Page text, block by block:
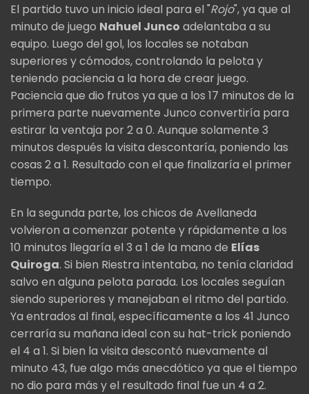
El partido tuvo un inicio ideal para el "Rojo", ya que al
minuto de juego Nahuel Junco adelantaba a su
equipo. Luego del gol, los locales se notaban
superiores y cómodos, controlando la pelota y
teniendo paciencia a la hora de crear juego.
Paciencia que dio frutos ya que a los 17 minutos de la
primera parte nuevamente Junco convertiría para
estirar la ventaja por 2 a 0. Aunque solamente 3
minutos después la visita descontaría, poniendo las
cosas 2 a 1. Resultado con el que finalizaría el primer
tiempo.
En la segunda parte, los chicos de Avellaneda
volvieron a comenzar potente y rápidamente a los
10 minutos llegaría el 3 a 1 de la mano de Elías
Quiroga. Si bien Riestra intentaba, no tenía claridad
salvo en alguna pelota parada. Los locales seguían
siendo superiores y manejaban el ritmo del partido.
Ya entrados al final, específicamente a los 41 Junco
cerraría su mañana ideal con su hat-trick poniendo
el 4 a 1. Si bien la visita descontó nuevamente al
minuto 43, fue algo más anecdótico ya que el tiempo
no dio para más y el resultado final fue un 4 a 2.